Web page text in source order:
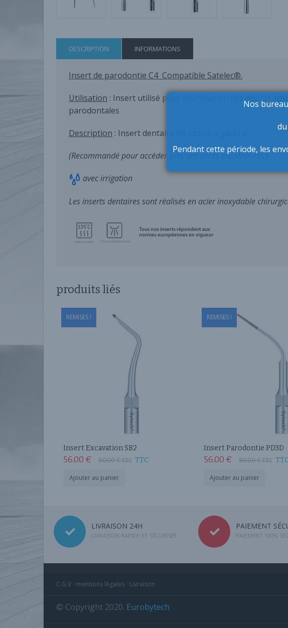
DESCRIPTION INFORMATIONS
Insert de parodontie C4 Compatible Satelec®.
Utilisation : Insert utilisé pour l’élimination des dépôts
parodontales
Description : Insert dentaire fin incliné à gauche
(Recommandé pour accéder près des dents postérieures.)
avec irrigation
Les inserts dentaires sont réalisés en acier inoxydable
produits liés
REMISES !
Insert Excavation SB2
80.00€TTC
56.00 € TTC
Ajouter au panier
REMISES !
Insert Parodontie PD3D
80.00€TTC
56.00 €
Ajouter au panier
LIVRAISON 24H
LIVRAISON RAPIDE ET SÉCURISÉE
PAIEMENT
PAIEMENT 100%
C.G.V mentions légales Livraison
© Copyright 2020. Eurobytech
Nos
du
Pendant cette période, les